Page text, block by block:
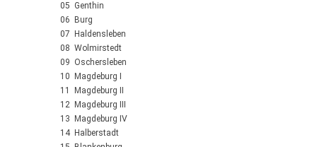
05 Genthin
06 Burg
07 Haldensleben
08 Wolmirstedt
09 Oschersleben
10 Magdeburg I
11 Magdeburg II
12 Magdeburg III
13 Magdeburg IV
14 Halberstadt